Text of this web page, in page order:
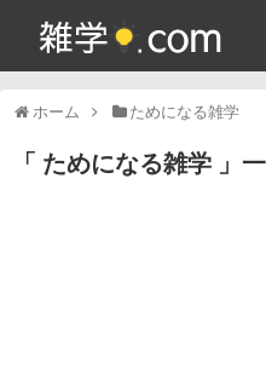
ホーム ためになる雑学
ためになる雑学